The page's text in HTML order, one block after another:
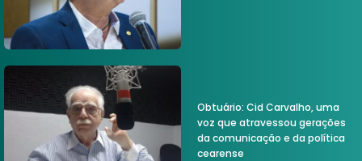
Obtuário: Cid Carvalho, uma
voz que atravessou gerações
da comunicação e da política
cearense